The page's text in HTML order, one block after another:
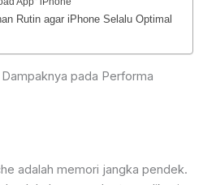
Rutin agar iPhone Selalu Optimal
pada Performa
adalah memori jangka pendek.